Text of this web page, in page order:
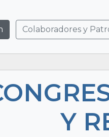
Colaboradores y
Y